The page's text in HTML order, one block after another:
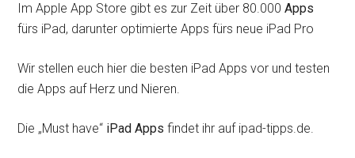
Im Apple App Store gibt es zur Zeit über 80.000Apps
fürs iPad, darunter optimierte Apps fürs neue iPad Pro
Wir stellen euch hier die besten iPad Apps vor und testen
die Apps auf Herz und Nieren.
Die „Must have“ iPad Apps findet ihr auf ipad-tipps.de.